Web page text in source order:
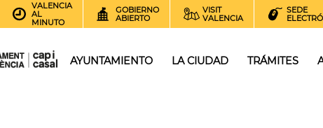
VALENCIA
AL
MINUTO
GOBIERNO
ABIERTO
VISIT
VALENCIA
SEDE
AYUNTAMIENTO LA CIUDAD TRÁMITES